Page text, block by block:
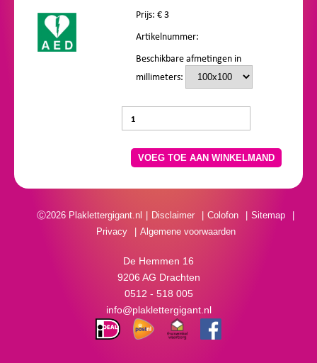
Prijs: €3
Artikelnummer:
Beschikbare afmetingen in
millimeters:
VOEG TOE AAN WINKELMAND
Ⓒ2026 Plaklettergigant.nl Disclaimer Colofon
Sitemap
Privacy
Algemene voorwaarden
De Hemmen 16
9206 AG Drachten
0512 - 518 005
info@plaklettergigant.nl